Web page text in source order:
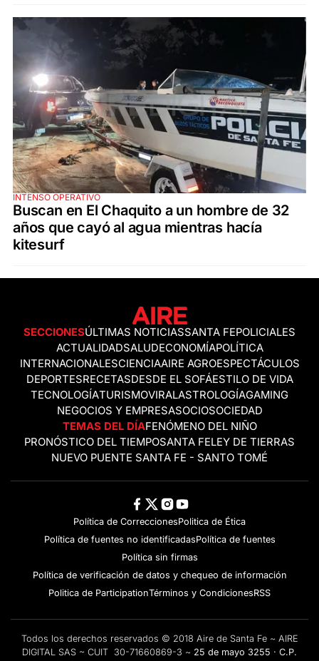
INTENSO OPERATIVO
Buscan en El Chaquito a un hombre de 32
años que cayó al agua mientras hacía
kitesurf
SECCIONESÚLTIMAS NOTICIASSANTA FEPOLICIALES
ACTUALIDADSALUDECONOMÍAPOLÍTICA
INTERNACIONALESCIENCIAAIRE AGROESPECTÁCULOS
DEPORTESRECETASDESDE EL SOFÁESTILO DE VIDA
TECNOLOGÍATURISMOVIRALASTROLOGÍAGAMING
NEGOCIOS Y EMPRESASOCIOSOCIEDAD
TEMAS DEL DÍAFENÓMENO DEL NIÑO
PRONÓSTICO DEL TIEMPOSANTA FELEY DE TIERRAS
NUEVO PUENTE SANTA FE - SANTO TOMÉ
Política de CorreccionesPolitica de Ética
Política de fuentes no identificadasPolítica de fuentes
Política sin firmas
Política de verificación de datos y chequeo de información
Politica de ParticipationTérminos y CondicionesRSS
Todos los derechos reservados © 2018 Aire de Santa Fe ~ AIRE
DIGITAL SAS ~ CUIT 30-71660869-3 ~ 25 de mayo 3255 · C.P.